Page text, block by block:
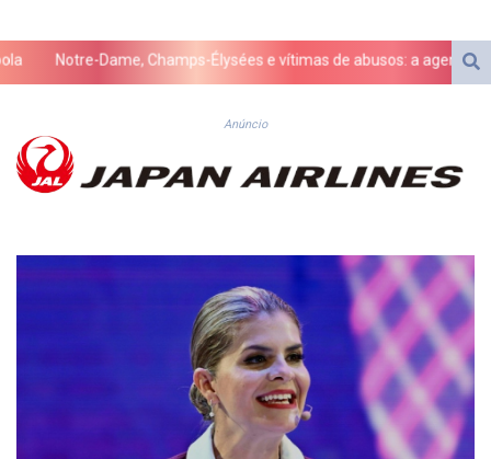
1729.981574
AUD 1.638434
AWG 2.076341
BDT 142.778861
BMD 1.153523
BND 1.477975
BOB 13.708472
BRL 5.882279
BSD 1.153383
BTN 109.752598
BWP 15.568217
BYN 3.434433
BYR
Notre-Dame, Champs-Élysées e vítimas de abusos: a agenda do
Anúncio